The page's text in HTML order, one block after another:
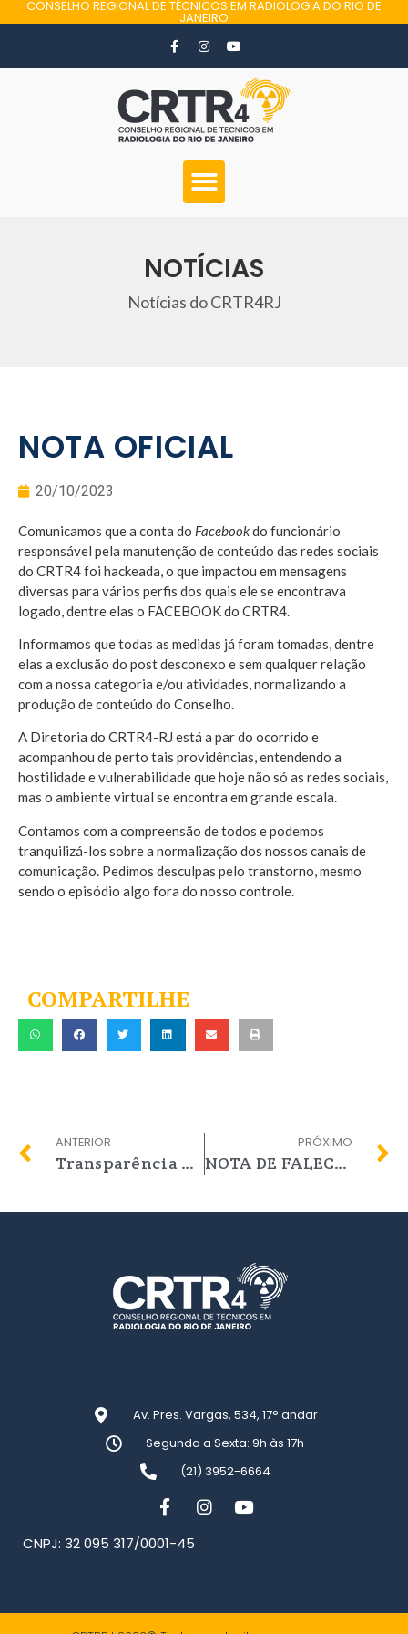
CONSELHO REGIONAL DE TÉCNICOS EM RADIOLOGIA DO RIO DE
JANEIRO
NOTÍCIAS
Notícias do CRTR4RJ
NOTA OFICIAL
20/10/2023
Comunicamos que a conta do Facebookdo funcionário
responsável pela manutenção de conteúdo das redes sociais
do CRTR4 foi hackeada, o que impactou em mensagens
diversas para vários perfis dos quais ele se encontrava
logado, dentre elas o FACEBOOK do CRTR4.
Informamos que todas as medidas já foram tomadas, dentre
elas a exclusão do post desconexo e sem qualquer relação
com a nossa categoria e/ou atividades, normalizando a
produção de conteúdo do Conselho.
A Diretoria do CRTR4-RJ está a par do ocorrido e
acompanhou de perto tais providências, entendendo a
hostilidade e vulnerabilidade que hoje não só as redes sociais,
mas o ambiente virtual se encontra em grande escala.
Contamos com a compreensão de todos e podemos
tranquilizá-los sobre a normalização dos nossos canais de
comunicação. Pedimos desculpas pelo transtorno, mesmo
sendo o episódio algo fora do nosso controle.
COMPARTILHE
ANTERIOR
Transparência é prioridade
PRÓXIMO
NOTA DE FALECIMENTO
Av. Pres. Vargas, 534, 17° andar
Segunda a Sexta: 9h às 17h
(21) 3952-6664
CNPJ: 32 095 317/0001-45